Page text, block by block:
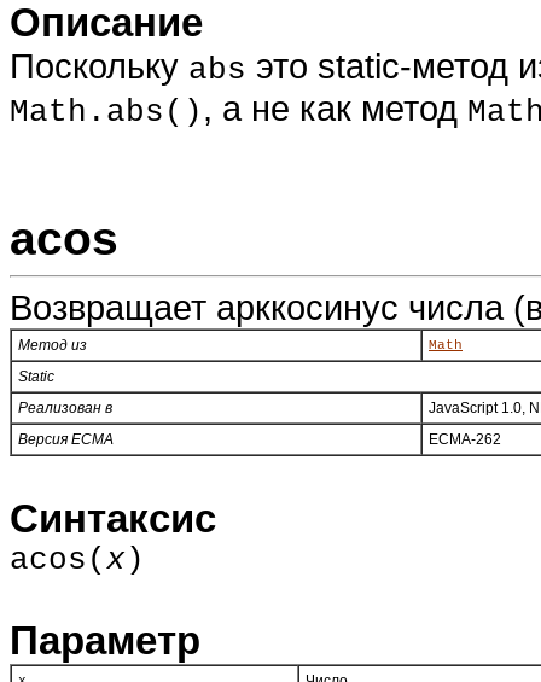
Описание
Поскольку abs это static-метод
Math.abs() , а не как метод
acos
Возвращает арккосинус числа
Метод из Math
Static
Реализован в
JavaScript 1.0,
Версия ECMA
ECMA-262
Синтаксис
acos(x)
Параметр